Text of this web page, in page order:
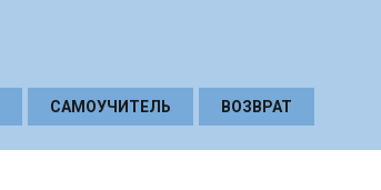
САМОУЧИТЕЛЬ ВОЗВРАТ